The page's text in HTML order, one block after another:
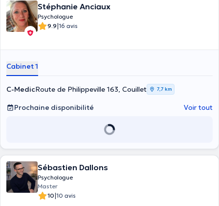
Stéphanie Anciaux
Psychologue
9.9|16 avis
Cabinet 1
C-MedicRoute de Philippeville 163, Couillet 7,7 km
Prochaine disponibilité Voir tout
Sébastien Dallons
Psychologue
Master
10|10 avis